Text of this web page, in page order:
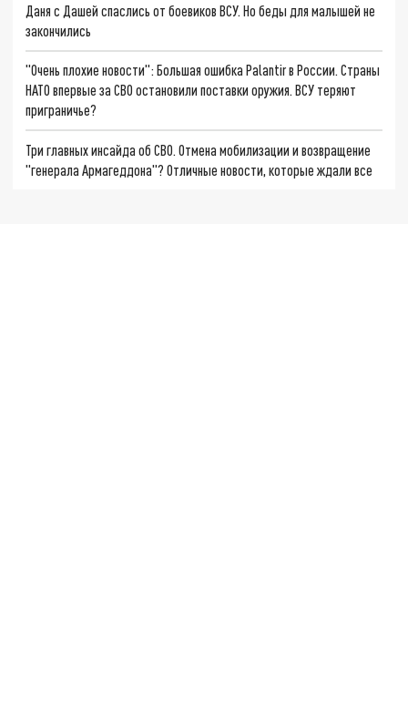
Даня с Дашей спаслись от боевиков ВСУ. Но беды для малышей не
закончились
"Очень плохие новости": Большая ошибка Palantir в России. Страны
НАТО впервые за СВО остановили поставки оружия. ВСУ теряют
приграничье?
Три главных инсайда об СВО. Отмена мобилизации и возвращение
"генерала Армагеддона"? Отличные новости, которые ждали все